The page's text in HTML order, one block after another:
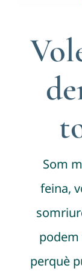
Som
feina,
perquè